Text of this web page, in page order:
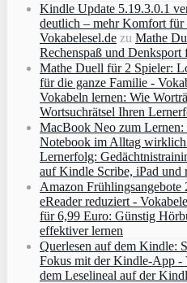
Kindle Update 5.19.3.0.1
deutlich – mehr Komfort
Vokabelesel.de zu Mathe
Rechenspaß und Denksport
Mathe Duell für 2 Spieler:
für die ganze Familie -
Vokabeln lernen: Wie
Wortsuchrätsel Ihren
MacBook Neo zum Lernen:
Notebook im Alltag wirklich
Lernerfolg:
auf Kindle Scribe, iPad und
Amazon
eReader reduziert -
für 6,99 Euro: Günstig
effektiver lernen
Querlesen auf dem Kindle:
Fokus mit der Kindle-App -
dem Leselineal auf der